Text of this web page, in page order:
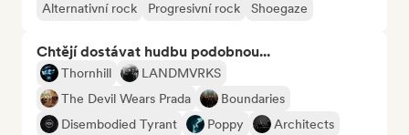
Alternativní rock Progresivní rock Shoegaze
Chtějí dostávat hudbu podobnou...
Thornhill
LANDMVRKS
The Devil Wears Prada
Boundaries
Disembodied Tyrant
Poppy
Architects